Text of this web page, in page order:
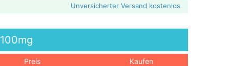
Unversicherter Versand kostenlos
100mg
Preis Kaufen